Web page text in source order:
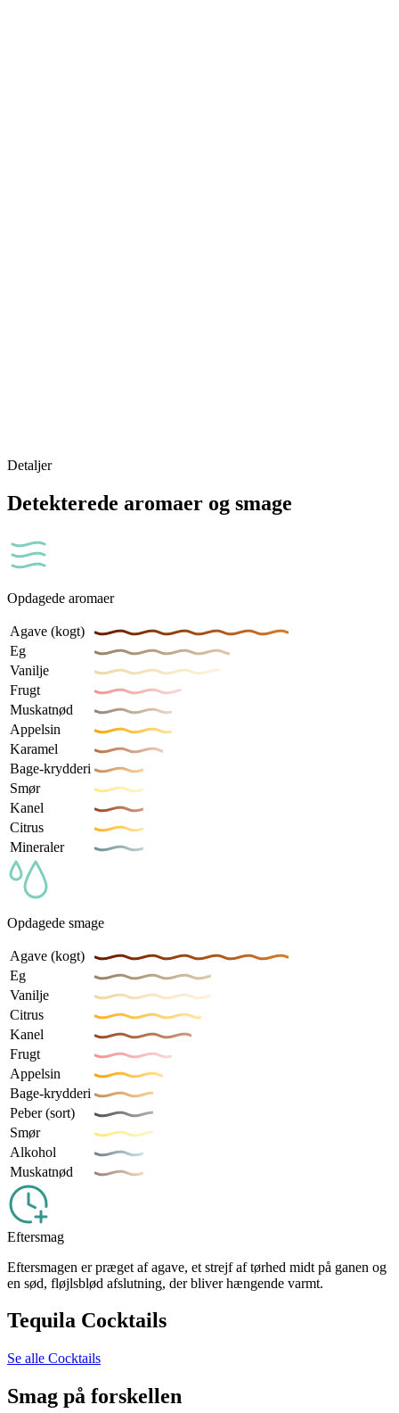
Detaljer
Detekterede aromaer og smage
Opdagede aromaer
Agave (kogt)
Eg
Vanilje
Frugt
Muskatnød
Appelsin
Karamel
Bage-krydderi
Smør
Kanel
Citrus
Mineraler
Opdagede smage
Agave (kogt)
Eg
Vanilje
Citrus
Kanel
Frugt
Appelsin
Bage-krydderi
Peber (sort)
Smør
Alkohol
Muskatnød
Eftersmag
Eftersmagen er præget af agave, et strejf af tørhed midt på ganen og
en sød, fløjlsblød afslutning, der bliver hængende varmt.
Tequila Cocktails
Se alle Cocktails
Smag på forskellen